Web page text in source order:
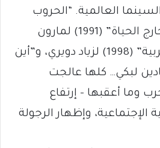
العالمية. “الحروب
الصغيرة” (1982) و”خارج الحياة” (1991) لمارون
بغدادي؛ و”بيروت الغربية” (1998) لزياد دويري، و”أين
(2011) لنادين لبكي… كلها عالجت
وما أعقبها – إرتفاع
الإجتماعية، وإظهار الرجولة